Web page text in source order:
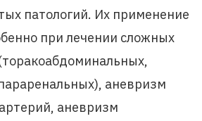
патологий. Их применение
при лечении сложных
аневризм
аневризм